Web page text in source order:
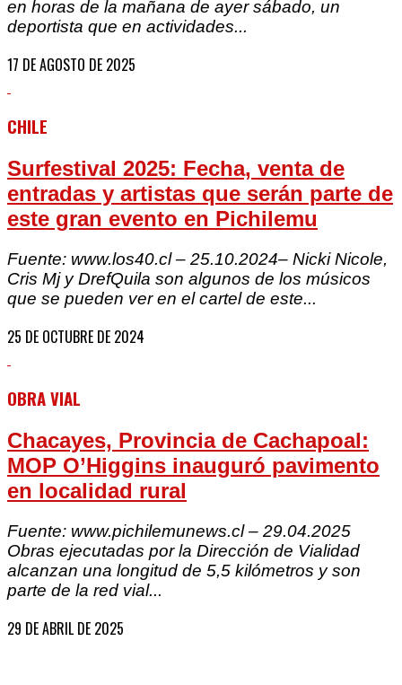
en horas de la mañana de ayer sábado, un
deportista que en actividades...
17 DE AGOSTO DE 2025
CHILE
Surfestival 2025: Fecha, venta de
entradas y artistas que serán parte de
este gran evento en Pichilemu
Fuente: www.los40.cl – 25.10.2024– Nicki Nicole,
Cris Mj y DrefQuila son algunos de los músicos
que se pueden ver en el cartel de este...
25 DE OCTUBRE DE 2024
OBRA VIAL
Chacayes, Provincia de Cachapoal:
MOP O’Higgins inauguró pavimento
en localidad rural
Fuente: www.pichilemunews.cl – 29.04.2025
Obras ejecutadas por la Dirección de Vialidad
alcanzan una longitud de 5,5 kilómetros y son
parte de la red vial...
29 DE ABRIL DE 2025